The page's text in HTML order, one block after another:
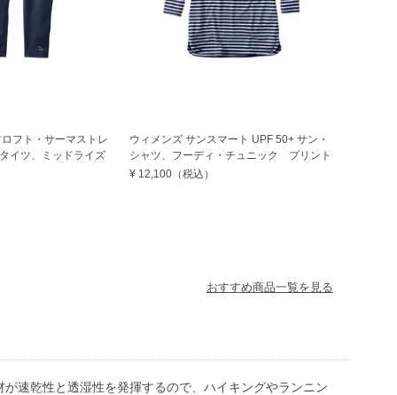
フト・サーマストレ
イツ、ミッドライズ
ウィメンズ サンスマート UPF 50+ サン・
シャツ、フーディ・チュニック プリント
¥ 12,100（税込）
おすすめ商品一覧を見る
速乾性と透湿性を発揮するので、ハイキングやランニン